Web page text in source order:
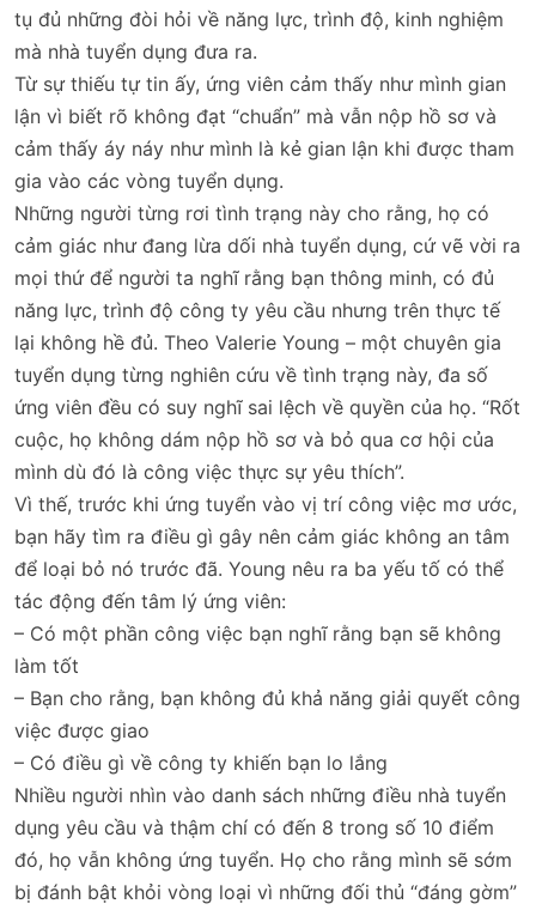
tụ đủ những đòi hỏi về năng lực, trình độ, kinh nghiệm
mà nhà tuyển dụng đưa ra.
Từ sự thiếu tự tin ấy, ứng viên cảm thấy như mình gian
lận vì biết rõ không đạt “chuẩn” mà vẫn nộp hồ sơ và
cảm thấy áy náy như mình là kẻ gian lận khi được tham
gia vào các vòng tuyển dụng.
Những người từng rơi tình trạng này cho rằng, họ có
cảm giác như đang lừa dối nhà tuyển dụng, cứ vẽ vời ra
mọi thứ để người ta nghĩ rằng bạn thông minh, có đủ
năng lực, trình độ công ty yêu cầu nhưng trên thực tế
lại không hề đủ. Theo Valerie Young – một chuyên gia
tuyển dụng từng nghiên cứu về tình trạng này, đa số
ứng viên đều có suy nghĩ sai lệch về quyền của họ. “Rốt
cuộc, họ không dám nộp hồ sơ và bỏ qua cơ hội của
mình dù đó là công việc thực sự yêu thích”.
Vì thế, trước khi ứng tuyển vào vị trí công việc mơ ước,
bạn hãy tìm ra điều gì gây nên cảm giác không an tâm
để loại bỏ nó trước đã. Young nêu ra ba yếu tố có thể
tác động đến tâm lý ứng viên:
– Có một phần công việc bạn nghĩ rằng bạn sẽ không
làm tốt
– Bạn cho rằng, bạn không đủ khả năng giải quyết công
việc được giao
– Có điều gì về công ty khiến bạn lo lắng
Nhiều người nhìn vào danh sách những điều nhà tuyển
dụng yêu cầu và thậm chí có đến 8 trong số 10 điểm
đó, họ vẫn không ứng tuyển. Họ cho rằng mình sẽ sớm
bị đánh bật khỏi vòng loại vì những đối thủ “đáng gờm”